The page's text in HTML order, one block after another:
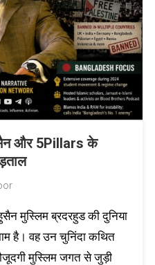
और 5Pillars के
मुस्लिम ब्रदरहुड की दुनिया
है। वह उन चुनिंदा कथित
मुस्लिम जगत से जुड़ी